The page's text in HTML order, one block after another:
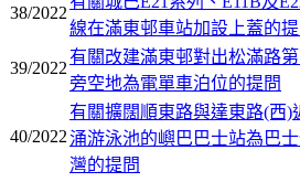
38/2022
線在滿東邨車站加設上蓋的提
39/2022
有關改建滿東邨對出松滿路第
旁空地為電單車泊位的提問
40/2022
有關擴闊順東路與達東路(西)
涌游泳池的嶼巴巴士站為巴
灣的提問